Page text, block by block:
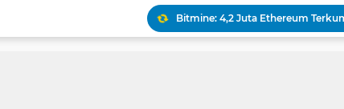
Keamanan Produksi Blok Rokan